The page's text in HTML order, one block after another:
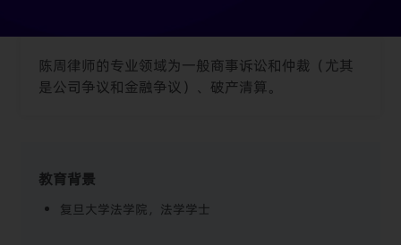
陈周律师的专业领域为一般商事诉讼和仲裁（尤其
是公司争议和金融争议）、破产清算。
教育背景
复旦大学法学院，法学学士